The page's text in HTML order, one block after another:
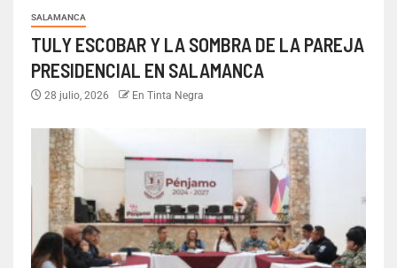
SALAMANCA
TULY ESCOBAR Y LA SOMBRA DE LA PAREJA
PRESIDENCIAL EN SALAMANCA
28 julio, 2026 En Tinta Negra